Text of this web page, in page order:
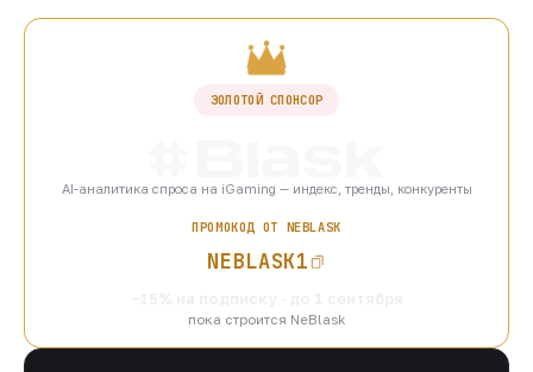
ЗОЛОТОЙ СПОНСОР
AI-аналитика спроса на iGaming — индекс, тренды, конкуренты
ПРОМОКОД ОТ NEBLASK
NEBLASK1
пока строится NeBlask